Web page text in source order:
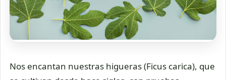
Nos encantan nuestras higueras (Ficus carica), que